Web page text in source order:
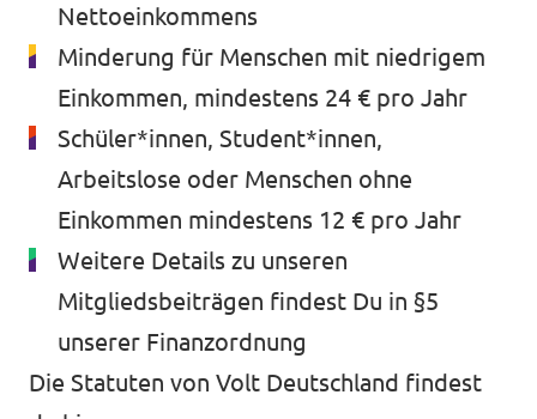
Nettoeinkommens
Minderung für Menschen mit niedrigem
Einkommen, mindestens 24 € pro Jahr
Schüler*innen, Student*innen,
Arbeitslose oder Menschen ohne
Einkommen mindestens 12 € pro Jahr
Weitere Details zu unseren
Mitgliedsbeiträgen findest Du in §5
unserer Finanzordnung
Die Statuten von Volt Deutschland findest